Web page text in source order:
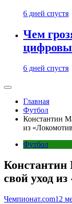
6 дней спустя
Чем
6 дней спустя
Главная
Футбол
Константин
из
Футбол
свой уход
Чемпионат.com12